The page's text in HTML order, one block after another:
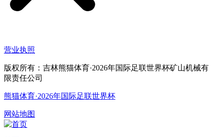
营业执照
版权所有：吉林熊猫体育·2026年国际足联世界杯矿山机械有
限责任公司
熊猫体育·2026年国际足联世界杯
网站地图